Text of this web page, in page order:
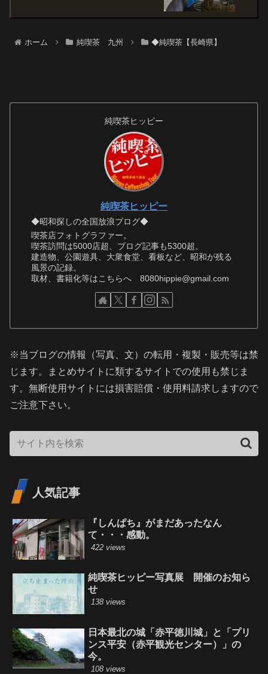
ホーム 純喫茶 九州 ◆純喫茶【長崎県】
純喫茶ヒッピー
純喫茶ヒッピー
◆昭和探しの全国放浪ブログ◆
喫茶店フォトグラファー。
喫茶訪問は5000店超、ブログ記事も5300超。
建造物、公園遊具、大衆食堂、看板など、昭和が残る
風景の記録。
取材、書籍化等はこちらへ 8080hippie@gmail.com
※当ブログの情報（写真、文）の転用・複製・販売等は禁
じます。まとめサイトに類するサイトでの使用も禁じま
す。無断使用サイトには損害賠償・使用料請求しますので
ご注意下さい。
人気記事
『しんぱち』がまだあったなん
て・・・感動。
422 views
純喫茶ヒッピー写真展 開催のお知ら
せ
138 views
日本最北の城「赤平徳川城」と「プリ
ンス平安（赤平観光センター）」の
今。
108 views